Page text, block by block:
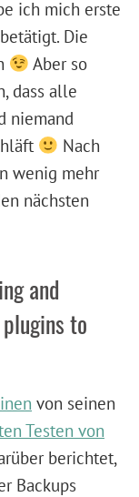
ich mich erste
Die
Aber so
dass alle
niemand
Nach
wenig mehr
nächsten
and
to
von seinen
Testen von
berichtet,
Backups